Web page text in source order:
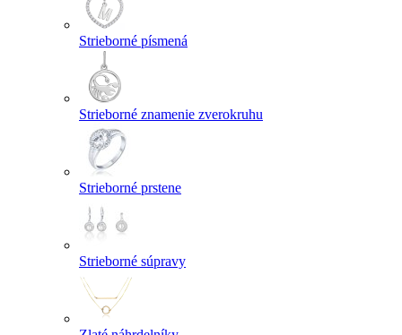
Strieborné písmená
Strieborné znamenie zverokruhu
Strieborné prstene
Strieborné súpravy